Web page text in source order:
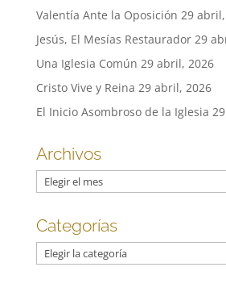
Valentía Ante la Oposición 29
Jesús, El Mesías Restaurador 29
Una Iglesia Común 29 abril, 2026
Cristo Vive y Reina 29 abril, 2026
El Inicio Asombroso de la Iglesia
Archivos
Archivos
Categorías
Categorías